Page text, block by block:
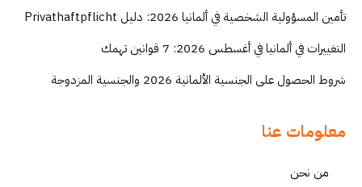
تأمين المسؤولية الشخصية في ألمانيا 2026: دليل Privathaftpflicht
التغييرات في ألمانيا في أغسطس 2026: 7 قوانين تهمك
شروط الحصول على الجنسية الألمانية 2026 والجنسية المزدوجة
معلومات عنا
من نحن